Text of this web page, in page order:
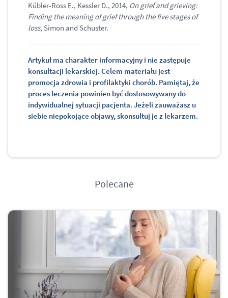
Kübler-Ross E., Kessler D., 2014, On grief and grieving:
Finding the meaning of grief through the five stages of
loss, Simon and Schuster.
Artykuł ma charakter informacyjny i nie zastępuje
konsultacji lekarskiej. Celem materiału jest
promocja zdrowia i profilaktyki chorób. Pamiętaj, że
proces leczenia powinien być dostosowywany do
indywidualnej sytuacji pacjenta. Jeżeli zauważasz u
siebie niepokojące objawy, skonsultuj je z lekarzem.
Polecane